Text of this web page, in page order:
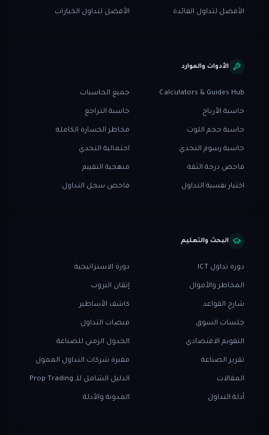
الأفضل لتداول الفائدة الأفضل لتداول الخيارات
الأدوات والموارد
Calculators & Guides Hub جميع الحاسبات
حاسبة الأرباح حاسبة التراجع
حاسبة حجم اللوت مخاطر الخسارة الكاملة
حاسبة رسوم التحدي احتمالية التحدي
فاحص درجة الثقة منهجية التقييم
اختبار نفسية التداول فاحص سجل التداول
البحث والتعليم
دورة تداول ICT دورة الاستراتيجية
المخاطر والأموال إتقان البروب
شارح القواعد كاشف الأساطير
جلسات السوق منصات التداول
التقويم الاقتصادي الجدول الزمني للصناعة
تقرير الصناعة مقبرة شركات التداول الممول
المقالات الدليل الشامل للـ Prop Trading
أدلة التداول المدونة والأدلة